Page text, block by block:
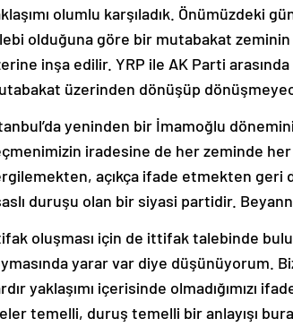
olumlu karşıladık.
olduğuna göre bir mutabakat
inşa edilir. YRP ile AK Parti
üzerinden dönüşüp
yeninden bir İmamoğlu
iradesine de her zeminde
açıkça ifade etmekten geri
duruşu olan bir siyasi partidir.
oluşması için de ittifak talebinde
yarar var diye düşünüyorum.
yaklaşımı içerisinde olmadığımızı
temelli, duruş temelli bir anlayışı